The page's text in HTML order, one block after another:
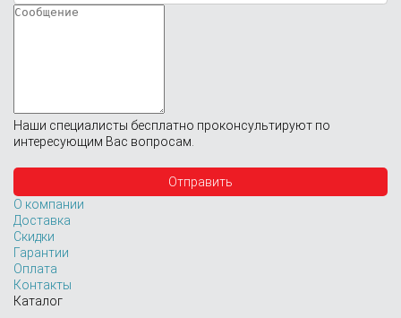
Наши специалисты бесплатно проконсультируют по
интересующим Вас вопросам.
О компании
Доставка
Скидки
Гарантии
Оплата
Контакты
Каталог